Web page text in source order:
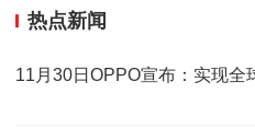
热点新闻
11月30日OPPO宣布：实现全